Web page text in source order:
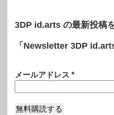
3DP id.arts の最新投稿
「Newsletter 3DP
メールアドレス *